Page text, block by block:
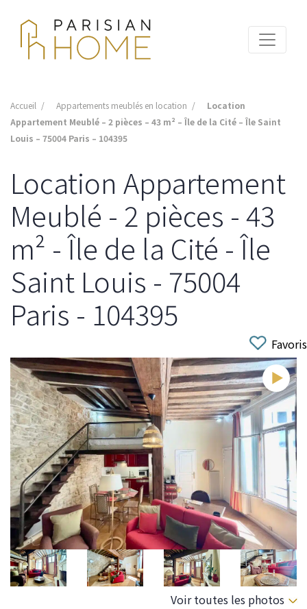
Accueil Appartements meublés en location
Location
Appartement Meublé – 2 pièces – 43 m² – Île de la Cité – Île Saint
Louis – 75004 Paris – 104395
Location Appartement
Meublé - 2 pièces - 43
m² - Île de la Cité - Île
Saint Louis - 75004
Paris - 104395
Favoris
Voir toutes les photos